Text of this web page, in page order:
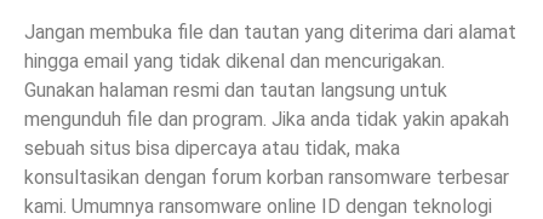
Jangan membuka file dan tautan yang diterima dari alamat
hingga email yang tidak dikenal dan mencurigakan.
Gunakan halaman resmi dan tautan langsung untuk
mengunduh file dan program. Jika anda tidak yakin apakah
sebuah situs bisa dipercaya atau tidak, maka
konsultasikan dengan forum korban ransomware terbesar
kami. Umumnya ransomware online ID dengan teknologi